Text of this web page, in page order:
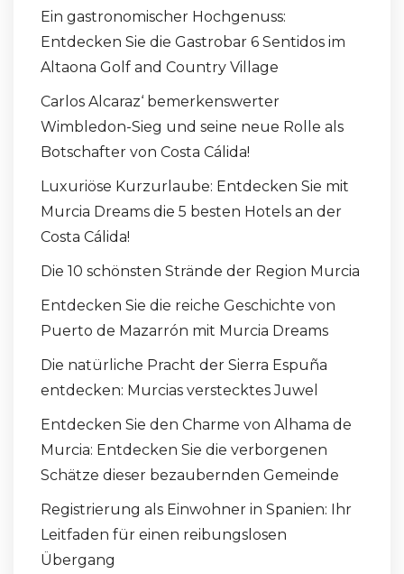
Ein gastronomischer Hochgenuss:
Entdecken Sie die Gastrobar 6 Sentidos im
Altaona Golf and Country Village
Carlos Alcaraz‘ bemerkenswerter
Wimbledon-Sieg und seine neue Rolle als
Botschafter von Costa Cálida!
Luxuriöse Kurzurlaube: Entdecken Sie mit
Murcia Dreams die 5 besten Hotels an der
Costa Cálida!
Die 10 schönsten Strände der Region Murcia
Entdecken Sie die reiche Geschichte von
Puerto de Mazarrón mit Murcia Dreams
Die natürliche Pracht der Sierra Espuña
entdecken: Murcias verstecktes Juwel
Entdecken Sie den Charme von Alhama de
Murcia: Entdecken Sie die verborgenen
Schätze dieser bezaubernden Gemeinde
Registrierung als Einwohner in Spanien: Ihr
Leitfaden für einen reibungslosen
Übergang